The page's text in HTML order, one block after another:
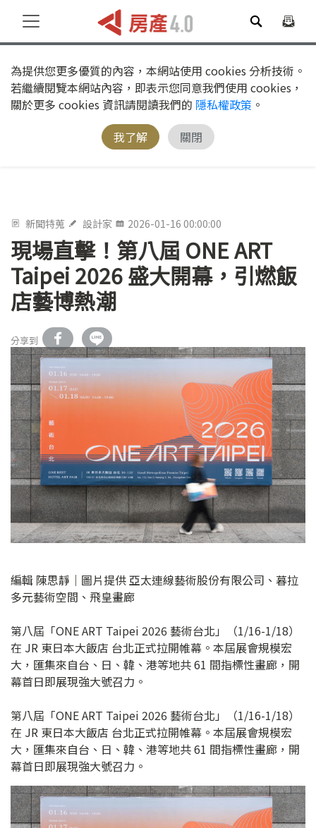
為提供您更多優質的內容，本網站使用 cookies 分析技術。
若繼續閱覽本網站內容，即表示您同意我們使用 cookies，
關於更多 cookies 資訊請閱讀我們的 隱私權政策 。
我了解
關閉
新聞特蒐 設計家 2026-01-16 00:00:00
現場直擊！第八屆 ONE ART
Taipei 2026 盛大開幕，引燃飯
店藝博熱潮
分享到
編輯 陳思靜｜圖片提供 亞太連線藝術股份有限公司、暮拉
多元藝術空間、飛皇畫廊
第八屆「ONE ART Taipei 2026 藝術台北」（1/16-1/18）
在 JR 東日本大飯店 台北正式拉開帷幕。本屆展會規模宏
大，匯集來自台、日、韓、港等地共 61 間指標性畫廊，開
幕首日即展現強大號召力。
第八屆「ONE ART Taipei 2026 藝術台北」（1/16-1/18）
在 JR 東日本大飯店 台北正式拉開帷幕。本屆展會規模宏
大，匯集來自台、日、韓、港等地共 61 間指標性畫廊，開
幕首日即展現強大號召力。